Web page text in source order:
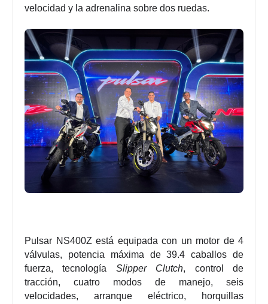
velocidad y la adrenalina sobre dos ruedas.
Pulsar NS400Z está equipada con un motor de 4
válvulas, potencia máxima de 39.4 caballos de
fuerza, tecnología Slipper Clutch, control de
tracción, cuatro modos de manejo, seis
velocidades, arranque eléctrico, horquillas